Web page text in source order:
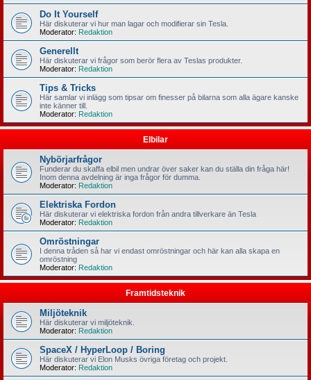
Do It Yourself
Här diskuterar vi hur man lagar och modifierar sin Tesla.
Moderator: Redaktion
Generellt
Här diskuterar vi frågor som berör flera av Teslas produkter.
Moderator: Redaktion
Tips & Tricks
Här samlar vi inlägg som tipsar om finesser på bilarna som alla ägare kanske
inte känner till.
Moderator: Redaktion
Elbilar
Nybörjarfrågor
Funderar du skaffa elbil men undrar över saker kan du ställa din fråga här!
Inom denna avdelning är inga frågor för dumma.
Moderator: Redaktion
Elektriska Fordon
Här diskuterar vi elektriska fordon från andra tillverkare än Tesla
Moderator: Redaktion
Omröstningar
I denna tråden så har vi endast omröstningar och här kan alla skapa en
omröstning
Moderator: Redaktion
Framtidsteknik
Miljöteknik
Här diskuterar vi miljöteknik.
Moderator: Redaktion
SpaceX / HyperLoop / Boring
Här diskuterar vi Elon Musks övriga företag och projekt.
Moderator: Redaktion